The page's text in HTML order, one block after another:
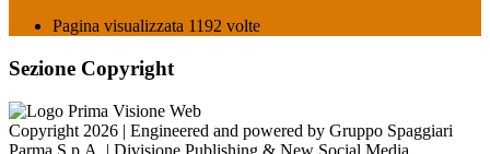
Pagina visualizzata 1192 volte
Sezione Copyright
Copyright 2026 | Engineered and powered by Gruppo Spaggiari
Parma S.p.A. | Divisione Publishing & New Social Media